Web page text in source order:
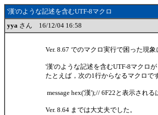
'漢'のような記述を含むUTF-8マクロ
yya さん 16/12/04 16:58
Ver. 8.67 でのマクロ実行で困った現象
'漢'のような記述を含むUTF-8マクロ
たとえば，次の1行からなるマクロで
message hex('漢');// 6F22と表示される
Ver. 8.64 までは大丈夫でした。